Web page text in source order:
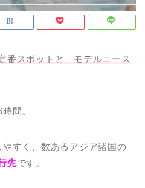
番スポットと、モデルコース
間。
すく、数あるアジア諸国の
先です。